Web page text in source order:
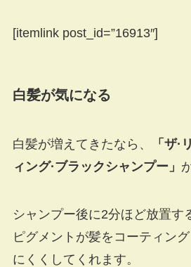
[itemlink post_id=”16913″]
白髪が気になる
白髪が増えてきたなら、
「ザ
ィング·ブラックシャンプー」
シャンプー後に2分ほど放置す
ピグメントが髪をコーティン
にくくしてくれます。